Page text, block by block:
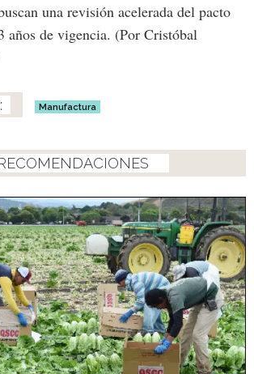
una revisión acelerada del pacto
años de vigencia. (Por Cristóbal
Manufactura